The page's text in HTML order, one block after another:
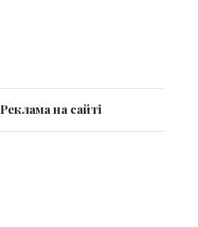
Реклама на сайті